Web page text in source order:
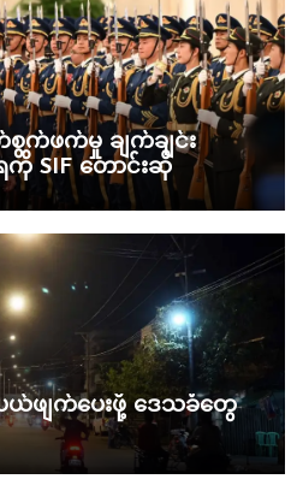
စွက်ဖက်မှု ချက်ချင်း
SIF တောင်းဆို
ယ်ဖျက်ပေးဖို့ ဒေသခံတွေ